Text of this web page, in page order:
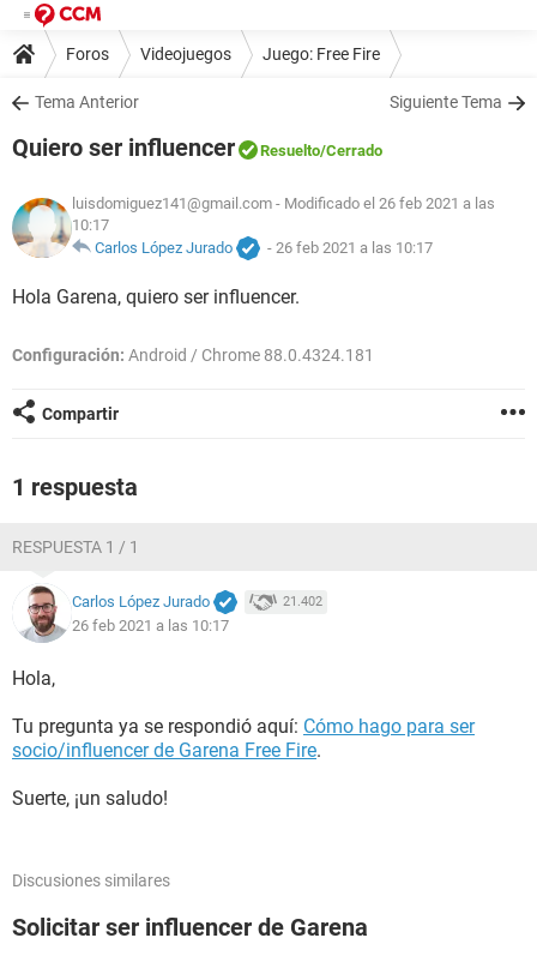
Foros Videojuegos Juego: Free Fire
Tema Anterior Siguiente Tema
Quiero ser influencer Resuelto/Cerrado
luisdomiguez141@gmail.com- Modificado el 26 feb 2021 a las
10:17
Carlos López Jurado
- 26 feb 2021 a las 10:17
Hola Garena, quiero ser influencer.
Configuración: Android / Chrome 88.0.4324.181
Compartir
1 respuesta
RESPUESTA 1 / 1
Carlos López Jurado 21.402
26 feb 2021 a las 10:17
Hola,
Tu pregunta ya se respondió aquí: Cómo hago para ser
socio/influencer de Garena Free Fire.
Suerte, ¡un saludo!
Discusiones similares
Solicitar ser influencer de Garena